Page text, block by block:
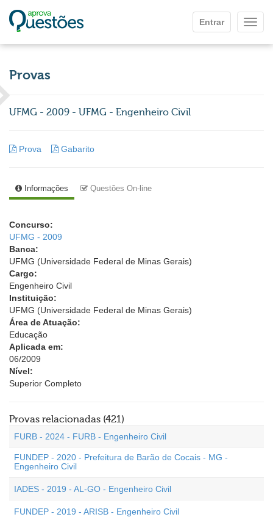
Entrar
Provas
UFMG - 2009 - UFMG - Engenheiro Civil
Prova Gabarito
Informações Questões On-line
Concurso:
UFMG - 2009
Banca:
UFMG (Universidade Federal de Minas Gerais)
Cargo:
Engenheiro Civil
Instituição:
UFMG (Universidade Federal de Minas Gerais)
Área de Atuação:
Educação
Aplicada em:
06/2009
Nível:
Superior Completo
Provas relacionadas (421)
FURB - 2024 - FURB - Engenheiro Civil
FUNDEP - 2020 - Prefeitura de Barão de Cocais - MG -
Engenheiro Civil
IADES - 2019 - AL-GO - Engenheiro Civil
FUNDEP - 2019 - ARISB - Engenheiro Civil